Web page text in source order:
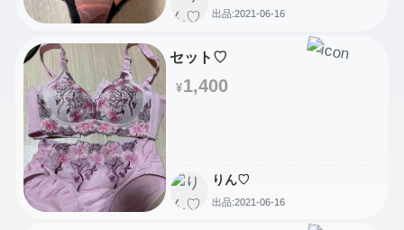
出品:2021-06-16
セット♡
¥1,400
りん♡
出品:2021-06-16